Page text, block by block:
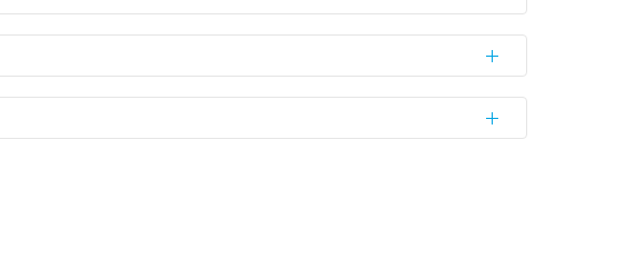
. Negli individui sani, vale a dire quelli che hanno il sistema
virali si risolve spontaneamente senza bisogno di cure.
pericolo la salute dell’uomo. È il caso dell’infezione
differenti per penetrare all'interno delle cellule,
altre cellule. Tutte queste fasi rappresentano dei